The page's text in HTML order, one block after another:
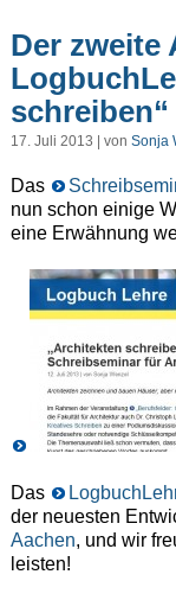
Der
schreiben“
17. Juli 2013 | von Sonja
Das
nun schon einige
eine Erwähnung
Das
der neuesten
Aachen, und wir
leisten!